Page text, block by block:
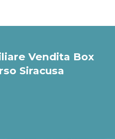
Vendita Box
Siracusa